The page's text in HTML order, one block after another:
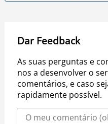
Dar Feedback
As suas perguntas e
nos a desenvolver o
comentários, e caso
rapidamente possível.